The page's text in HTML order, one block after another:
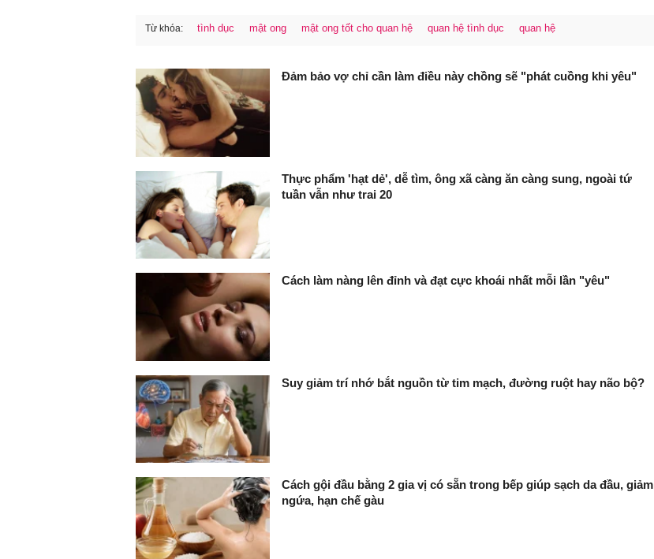
Từ khóa: tình dục mật ong mật ong tốt cho quan hệ quan hệ tình dục quan hệ
Đảm bảo vợ chỉ cần làm điều này chồng sẽ "phát cuồng khi yêu"
Thực phẩm 'hạt dẻ', dễ tìm, ông xã càng ăn càng sung, ngoài tứ
tuần vẫn như trai 20
Cách làm nàng lên đỉnh và đạt cực khoái nhất mỗi lần "yêu"
Suy giảm trí nhớ bắt nguồn từ tim mạch, đường ruột hay não bộ?
Cách gội đầu bằng 2 gia vị có sẵn trong bếp giúp sạch da đầu, giảm
ngứa, hạn chế gàu